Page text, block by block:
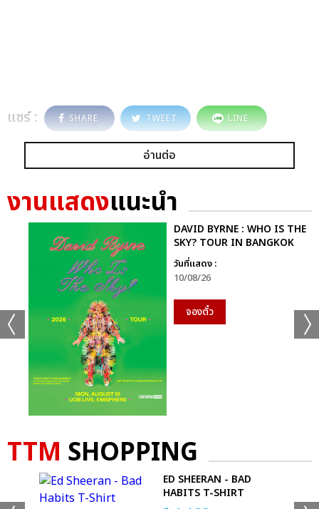
แชร์ : SHARE TWEET LINE
อ่านต่อ
งานแสดงแนะนำ
DAVID BYRNE : WHO IS THE
SKY? TOUR IN BANGKOK
วันที่แสดง :
10/08/26
จองตั๋ว
TTM SHOPPING
ED SHEERAN - BAD
HABITS T-SHIRT